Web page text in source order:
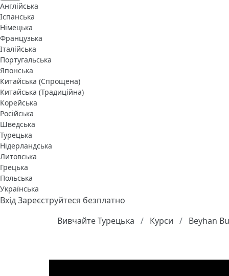
Англійська
Іспанська
Німецька
Французька
Італійська
Португальська
Японська
Китайська (Спрощена)
Китайська (Традиційна)
Корейська
Російська
Шведська
Турецька
Нідерландська
Литовська
Грецька
Польська
Українська
ВхідЗареєструйтеся безплатно
Вивчайте Турецька
Курси Beyhan